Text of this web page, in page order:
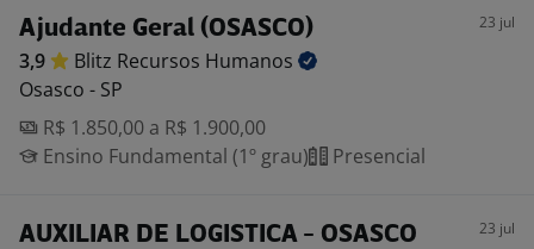
Ajudante Geral (OSASCO) 23 jul
3,9 Blitz Recursos Humanos
Osasco - SP
R$ 1.850,00 a R$ 1.900,00
Ensino Fundamental (1º grau)
Presencial
AUXILIAR DE LOGISTICA - OSASCO 23 jul